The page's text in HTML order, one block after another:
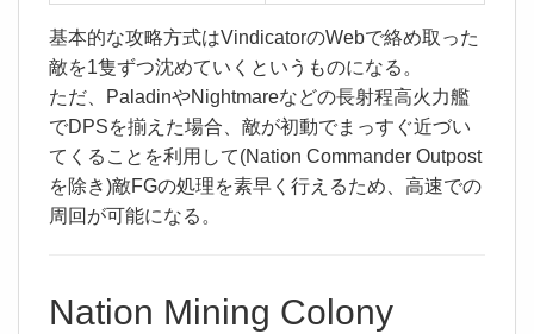
基本的な攻略方式はVindicatorのWebで絡め取った
敵を1隻ずつ沈めていくというものになる。
ただ、PaladinやNightmareなどの長射程高火力艦
でDPSを揃えた場合、敵が初動でまっすぐ近づい
てくることを利用して(Nation Commander Outpost
を除き)敵FGの処理を素早く行えるため、高速での
周回が可能になる。
Nation Mining Colony